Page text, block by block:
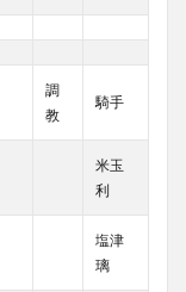
調
教
騎手
米玉
利
塩津
璃